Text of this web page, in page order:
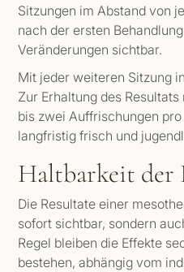
Sitzungen im Abstand von
nach der ersten
Veränderungen sichtbar.
Mit jeder weiteren Sitzung
Zur Erhaltung des
bis zwei Auffrischungen
langfristig frisch und
Haltbarkeit der
Die Resultate einer
sofort sichtbar, sondern
Regel bleiben die Effekte
bestehen, abhängig vom